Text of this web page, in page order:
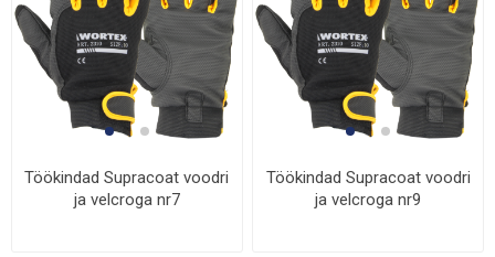
Töökindad Supracoat voodri
ja velcroga nr7
Töökindad Supracoat voodri
ja velcroga nr9